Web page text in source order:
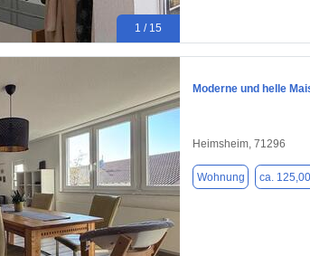
1 / 15
Moderne und helle
Heimsheim, 71296
Wohnung ca.